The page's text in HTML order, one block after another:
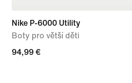
Nike P-6000 Utility
Boty pro větší děti
94,99 €
94,99 €